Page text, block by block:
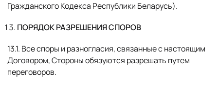
Гражданского Кодекса Республики Беларусь).
ПОРЯДОК РАЗРЕШЕНИЯ СПОРОВ
13.1. Все споры и разногласия, связанные с настоящим
Договором, Стороны обязуются разрешать путем
переговоров.